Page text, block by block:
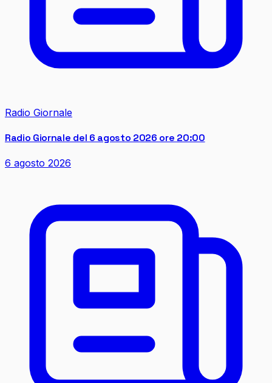
Radio Giornale
Radio Giornale del 6 agosto 2026 ore 20:00
6 agosto 2026